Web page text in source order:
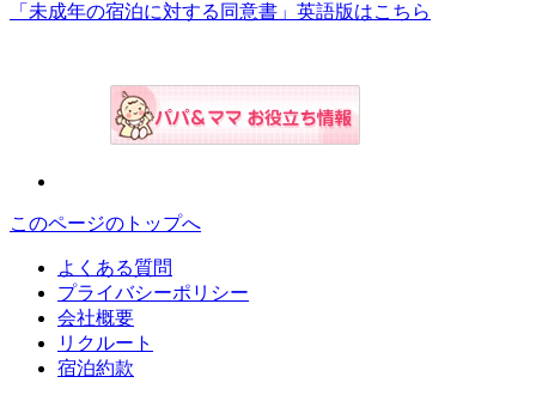
「未成年の宿泊に対する同意書」英語版はこちら
このページのトップへ
よくある質問
プライバシーポリシー
会社概要
リクルート
宿泊約款